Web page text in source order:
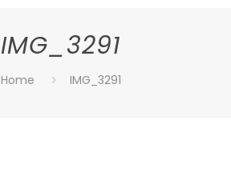
IMG_3291
Home IMG_3291